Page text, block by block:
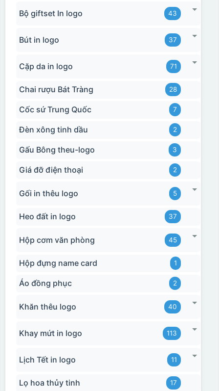
Bộ giftset In logo 43
Bút in logo 37
Cặp da in logo 71
Chai rượu Bát Tràng 28
Cốc sứ Trung Quốc 7
Đèn xông tinh dầu 2
Gấu Bông theu-logo 3
Giá đỡ điện thoại 2
Gối in thêu logo 5
Heo đất in logo 37
Hộp cơm văn phòng 45
Hộp đựng name card 1
Áo đồng phục 2
Khăn thêu logo 40
Khay mứt in logo 113
Lịch Tết in logo 11
Lọ hoa thủy tinh 17